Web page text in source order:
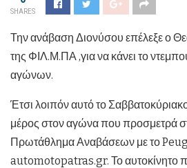
SHARES
Την ανάβαση Διονύσου επέλεξε ο
της ΦΙΛ.Μ.ΠΑ ,για να κάνει το
αγώνων.
Έτσι λοιπόν αυτό το
μέρος στον αγώνα που προσμετρά
Πρωτάθλημα Αναβάσεων με το
automotopatras.gr. Το αυτοκίνητο